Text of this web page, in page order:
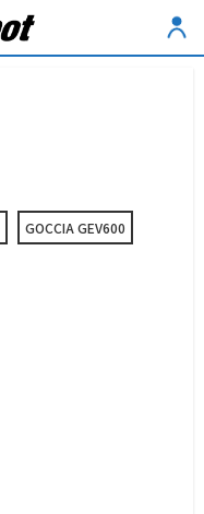
GOCCIA GEV600